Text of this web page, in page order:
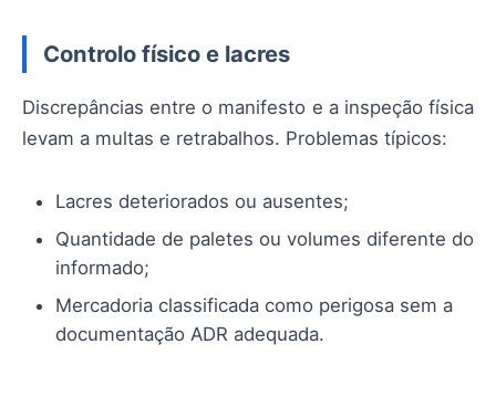
Controlo físico e lacres
Discrepâncias entre o manifesto e a inspeção física
levam a multas e retrabalhos. Problemas típicos:
Lacres deteriorados ou ausentes;
Quantidade de paletes ou volumes diferente do
informado;
Mercadoria classificada como perigosa sem a
documentação ADR adequada.